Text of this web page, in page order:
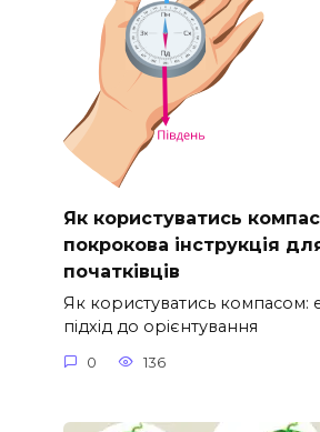
Як користуватись
покрокова інструкція
початківців
Як користуватись компасом:
підхід до орієнтування
0 136